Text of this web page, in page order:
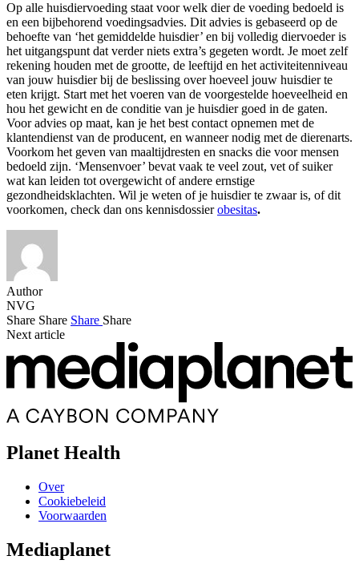
Op alle huisdiervoeding staat voor welk dier de voeding bedoeld is
en een bijbehorend voedingsadvies. Dit advies is gebaseerd op de
behoefte van ‘het gemiddelde huisdier’ en bij volledig diervoeder is
het uitgangspunt dat verder niets extra’s gegeten wordt. Je moet zelf
rekening houden met de grootte, de leeftijd en het activiteitenniveau
van jouw huisdier bij de beslissing over hoeveel jouw huisdier te
eten krijgt. Start met het voeren van de voorgestelde hoeveelheid en
hou het gewicht en de conditie van je huisdier goed in de gaten.
Voor advies op maat, kan je het best contact opnemen met de
klantendienst van de producent, en wanneer nodig met de dierenarts.
Voorkom het geven van maaltijdresten en snacks die voor mensen
bedoeld zijn. ‘Mensenvoer’ bevat vaak te veel zout, vet of suiker
wat kan leiden tot overgewicht of andere ernstige
gezondheidsklachten. Wil je weten of je huisdier te zwaar is, of dit
voorkomen, check dan ons kennisdossierobesitas.
Author
NVG
Share Share Share Share
Next article
Planet Health
Over
Cookiebeleid
Voorwaarden
Mediaplanet